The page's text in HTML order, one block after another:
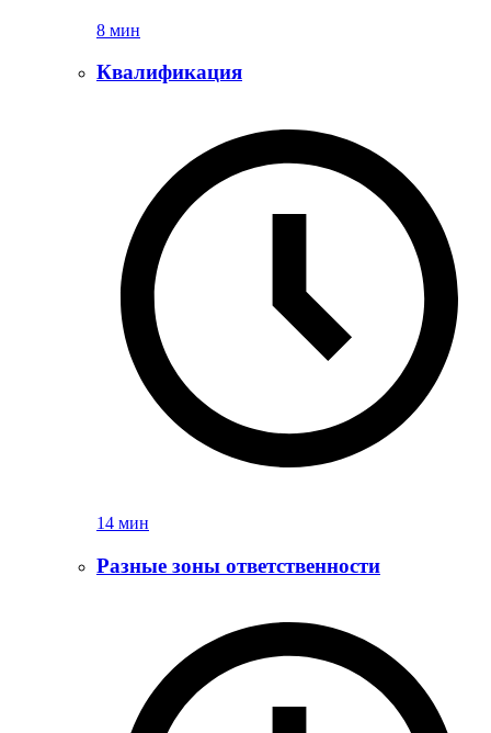
8 мин
Квалификация
14 мин
Разные зоны ответственности